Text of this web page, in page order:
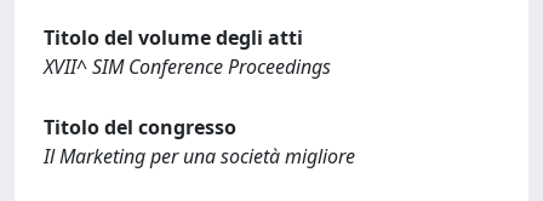
Titolo del volume degli atti
XVII^ SIM Conference Proceedings
Titolo del congresso
Il Marketing per una società migliore